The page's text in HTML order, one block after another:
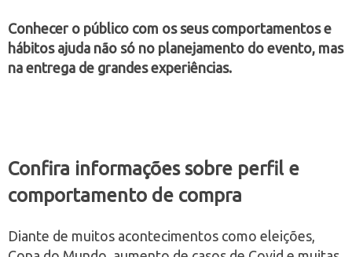
Conhecer o público com os seus comportamentos e
hábitos ajuda não só no planejamento do evento, mas
na entrega de grandes experiências.
Confira informações sobre perfil e
comportamento de compra
Diante de muitos acontecimentos como eleições,